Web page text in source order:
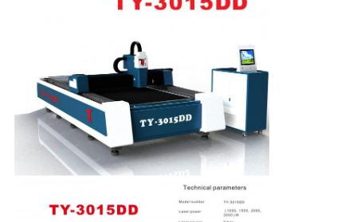
策